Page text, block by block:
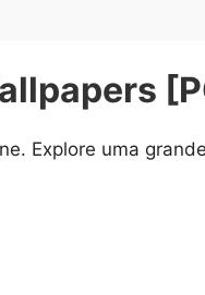
Explore uma